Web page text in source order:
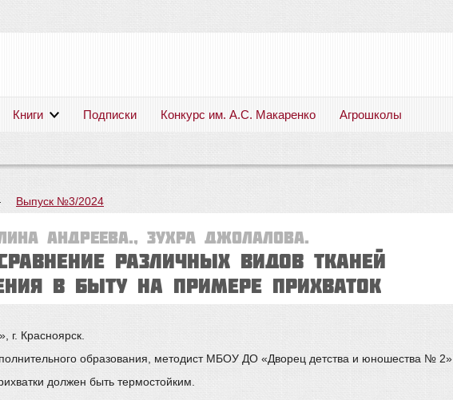
Книги Подписки Конкурс им. А.С. Макаренко Агрошколы
Выпуск №3/2024
АНДРЕЕВА., Зухра ДЖОЛАЛОВА.
различных видов тканей
в быту на примере прихваток
Красноярск.
образования, методист МБОУ ДО «Дворец детства и юношества № 2»
должен быть термостойким.